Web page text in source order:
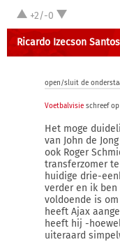
+2/-0
Ricardo Izecson Santos
open/sluit de
Voetbalvisie schreef op
Het moge
van John de
ook Roger
transferzomer
huidige drie-
verder en ik
voldoende is
heeft Ajax
heeft hij -
uiteraard